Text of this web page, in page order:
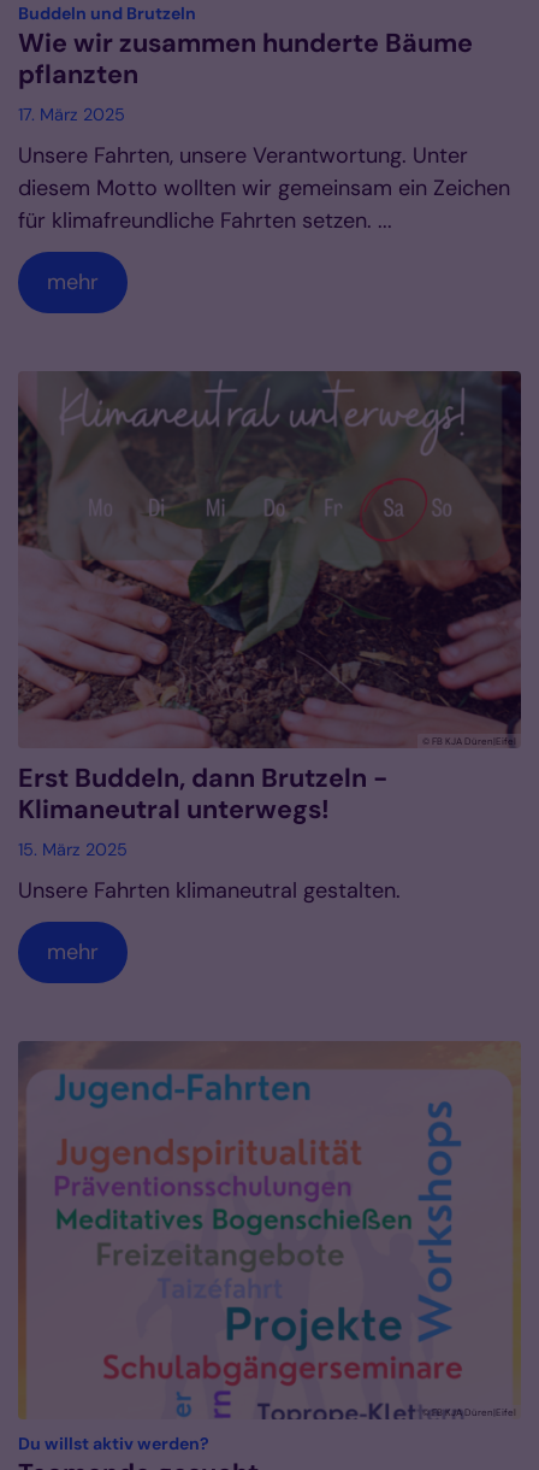
Buddeln und Brutzeln
Wie wir zusammen hunderte Bäume
pflanzten
17. März 2025
Unsere Fahrten, unsere Verantwortung. Unter
diesem Motto wollten wir gemeinsam ein Zeichen
für klimafreundliche Fahrten setzen. ...
mehr
© FB KJA Düren|Eifel
Erst Buddeln, dann Brutzeln -
Klimaneutral unterwegs!
15. März 2025
Unsere Fahrten klimaneutral gestalten.
mehr
© FB KJA Düren|Eifel
Du willst aktiv werden?